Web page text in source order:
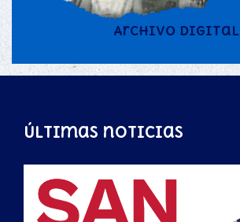
Archivo digital
Últimas noticias